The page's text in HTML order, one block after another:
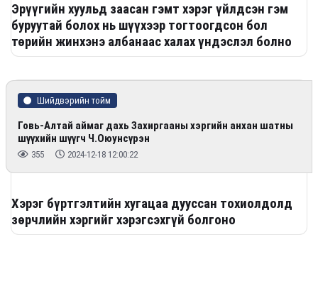
Эрүүгийн хуульд заасан гэмт хэрэг үйлдсэн гэм
буруутай болох нь шүүхээр тогтоогдсон бол
төрийн жинхэнэ албанаас халах үндэслэл болно
Шийдвэрийн тойм
Говь-Алтай аймаг дахь Захиргааны хэргийн анхан шатны
шүүхийн шүүгч Ч.Оюунсүрэн
355 2024-12-18 12:00:22
Хэрэг бүртгэлтийн хугацаа дууссан тохиолдолд
зөрчлийн хэргийг хэрэгсэхгүй болгоно